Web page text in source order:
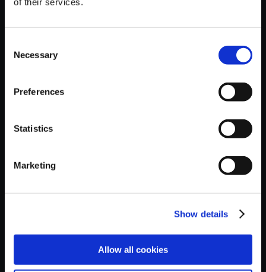
Selection
Necessary
Preferences
Statistics
Marketing
Show details
Allow all cookies
7ポイント付与
【単曲】Street
【単曲】Street
Fighter 6 Ori...
【単曲】Street